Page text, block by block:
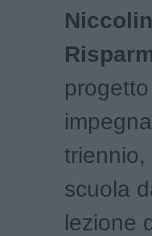
progetto
scuola
lezione